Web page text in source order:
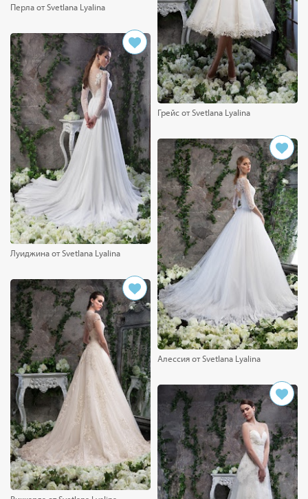
Перла от Svetlana Lyalina
Грейс от Svetlana Lyalina
Луиджина от Svetlana Lyalina
Алессия от Svetlana Lyalina